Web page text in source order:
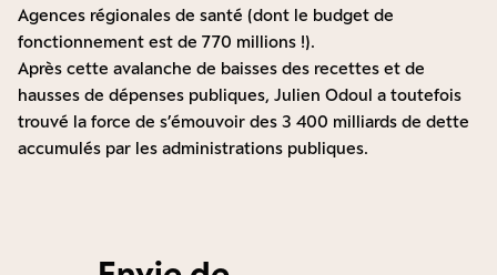
Agences régionales de santé (dont le budget de
fonctionnement est de 770 millions !).
Après cette avalanche de baisses des recettes et de
hausses de dépenses publiques, Julien Odoul a toutefois
trouvé la force de s’émouvoir des 3 400 milliards de dette
accumulés par les administrations publiques.